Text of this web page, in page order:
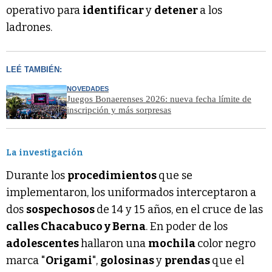
operativo para identificary detenera los
ladrones.
LEÉ TAMBIÉN:
NOVEDADES
Juegos Bonaerenses 2026: nueva fecha límite de
inscripción y más sorpresas
La investigación
Durante los procedimientosque se
implementaron, los uniformados interceptaron a
dos sospechososde 14 y 15 años, en el cruce de las
calles Chacabuco y Berna. En poder de los
adolescenteshallaron una mochilacolor negro
marca "Origami", golosinasy prendasque el